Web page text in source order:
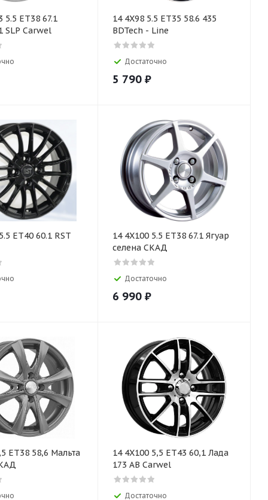
5.5 ET38 67.1
SLP Carwel
14 4X98 5.5 ET35 58.6 435
BDTech - Line
Достаточно
5 790 ₽
ЕТ40 60.1 RST
14 4X100 5.5 ET38 67.1 Ягуар
селена СКАД
Достаточно
6 990 ₽
ET38 58,6 Мальта
14 4X100 5,5 ET43 60,1 Лада
173 АB Carwel
Достаточно